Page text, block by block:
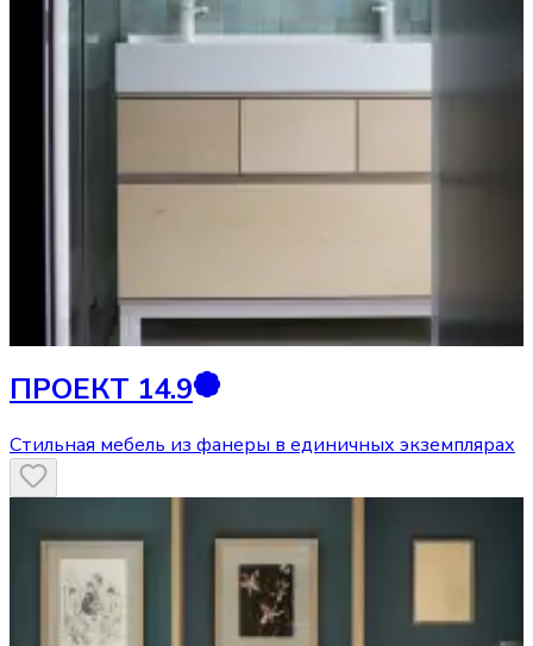
ПРОЕКТ 14.9
Стильная мебель из фанеры в единичных экземплярах